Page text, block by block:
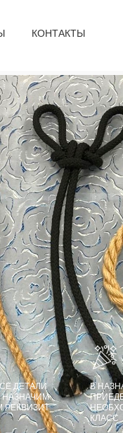
КОНТАКТЫ
ДЕТАЛИ
НАЗНАЧИМ
РЕКВИЗИТ
В
КЛАСС